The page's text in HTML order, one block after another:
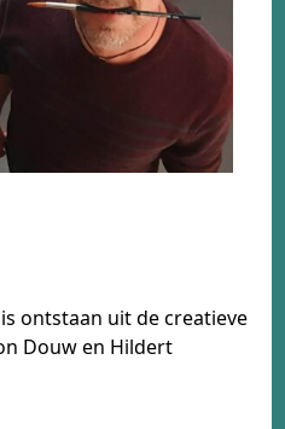
is ontstaan uit de creatieve
Douw en Hildert